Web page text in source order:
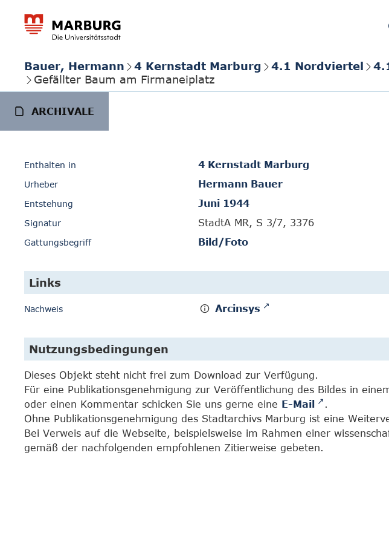
Bauer, Hermann 4 Kernstadt Marburg 4.1 Nordviertel
Gefällter Baum am Firmaneiplatz
ARCHIVALE
Enthalten in 4 Kernstadt Marburg
Urheber Hermann Bauer
Entstehung Juni 1944
Signatur StadtA MR, S 3/7, 3376
Gattungsbegriff Bild/Foto
Links
Nachweis Arcinsys
Nutzungsbedingungen
Dieses Objekt steht nicht frei zum Download zur Verfügung.
Für eine Publikationsgenehmigung zur Veröffentlichung des Bildes in
oder einen Kommentar schicken Sie uns gerne eine E-Mail
.
Ohne Publikationsgenehmigung des Stadtarchivs Marburg ist eine
Bei Verweis auf die Webseite, beispielsweise im Rahmen einer
gemäß der nachfolgenden empfohlenen Zitierweise gebeten.